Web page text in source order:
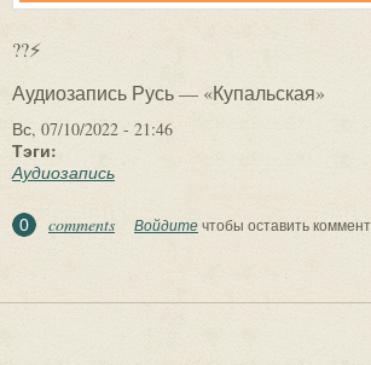
??⚡
Аудиозапись Русь — «Купальская»
Вс, 07/10/2022 - 21:46
Тэги:
Аудиозапись
0 comments Войдитечтобы оставить